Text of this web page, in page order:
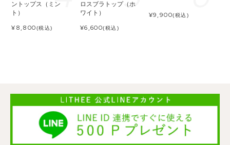
ントップス（ミン
ト）
¥8,800(税込)
ロスブラトップ（ホ
ワイト）
¥6,600(税込)
¥9,900(税込)